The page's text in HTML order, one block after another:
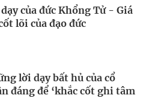
của đức Khổng Tử - Giá
lõi của đạo đức
lời dạy bất hủ của cổ
đáng để ‘khắc cốt ghi tâm